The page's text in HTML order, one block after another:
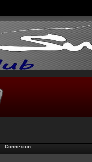
Connexion